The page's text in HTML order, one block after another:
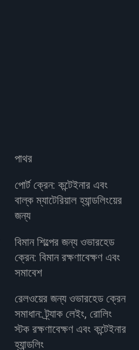
পাথর
পোর্ট ক্রেন: কন্টেইনার এবং
বাল্ক ম্যাটেরিয়াল হ্যান্ডলিংয়ের
জন্য
বিমান শিল্পের জন্য ওভারহেড
ক্রেন: বিমান রক্ষণাবেক্ষণ এবং
সমাবেশ
রেলওয়ের জন্য ওভারহেড ক্রেন
সমাধান: ট্র্যাক লেইং, রোলিং
স্টক রক্ষণাবেক্ষণ এবং কন্টেইনার
হ্যান্ডলিং